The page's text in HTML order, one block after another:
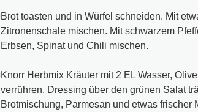
Brot toasten und in Würfel schneiden. Mit
Zitronenschale mischen. Mit schwarzem
Erbsen, Spinat und Chili mischen.
Knorr Herbmix Kräuter mit 2 EL Wasser,
verrühren. Dressing über den grünen Salat
Brotmischung, Parmesan und etwas frischer